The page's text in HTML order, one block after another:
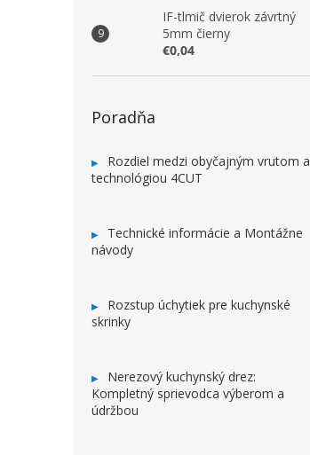
IF-tlmič dvierok závrtný
5mm čierny
€0,04
Poradňa
Rozdiel medzi obyčajným vrutom a
technológiou 4CUT
Technické informácie a Montážne
návody
Rozstup úchytiek pre kuchynské
skrinky
Nerezový kuchynský drez:
Kompletný sprievodca výberom a
údržbou